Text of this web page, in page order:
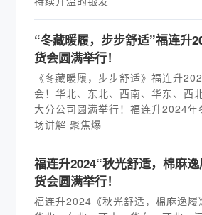
“冬藏暖履，步步舒适”福连升
货会圆满举行！
《冬藏暖履，步步舒适》福连升
会！华北、东北、西南、华东、西
大分公司圆满举行！福连升2024年
场讲解 聚焦爆
福连升2024“秋光舒适，棉麻
货会圆满举行！
福连升2024《秋光舒适，棉麻逸履